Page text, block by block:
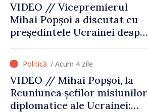
VIDEO // Vicepremierul
Mihai Popșoi a discutat cu
președintele Ucrainei despre
hidrologice din bazinul
râului Nistru și proiecte
comune în infrastructură și
energie
/ Acum 4 zile
VIDEO // Mihai Popșoi, la
Reuniunea șefilor misiunilor
diplomatice ale Ucrainei: